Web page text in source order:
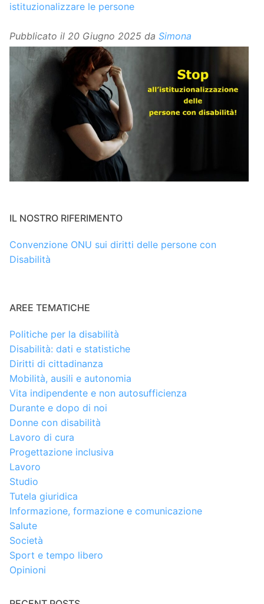
istituzionalizzare le persone
Pubblicato il 20 Giugno 2025 da Simona
IL NOSTRO RIFERIMENTO
Convenzione ONU sui diritti delle persone con
Disabilità
AREE TEMATICHE
Politiche per la disabilità
Disabilità: dati e statistiche
Diritti di cittadinanza
Mobilità, ausili e autonomia
Vita indipendente e non autosufficienza
Durante e dopo di noi
Donne con disabilità
Lavoro di cura
Progettazione inclusiva
Lavoro
Studio
Tutela giuridica
Informazione, formazione e comunicazione
Salute
Società
Sport e tempo libero
Opinioni